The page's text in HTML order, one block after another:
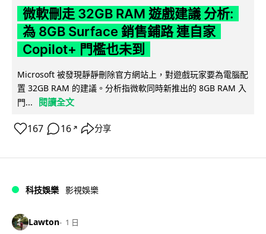
微軟刪走 32GB RAM 遊戲建議 分析:
為 8GB Surface 銷售鋪路 連自家
Copilot+ 門檻也未到
Microsoft 被發現靜靜刪除官方網站上，對遊戲玩家要為電腦配
置 32GB RAM 的建議。分析指微軟同時新推出的 8GB RAM 入
門...
閱讀全文
167 16 ↗ 分享
科技娛樂 影視娛樂
Lawton 1 日